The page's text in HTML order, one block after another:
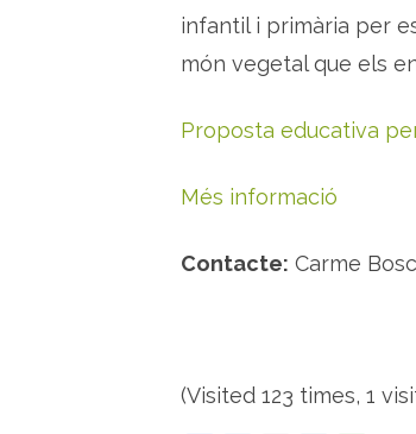
infantil i primària per
món vegetal que els
Proposta educativa
Més informació
Contacte: Carme
(Visited 123 times, 1